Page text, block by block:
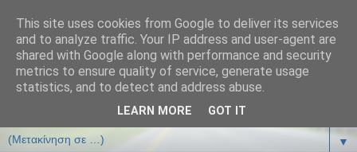
ΒΙΟΛΟΓΙΑonline.gr
Online Μαθήματα Βιολογίας
▼
This site uses cookies from Google to deliver its services
and to analyze traffic. Your IP address and user-agent are
shared with Google along with performance and security
metrics to ensure quality of service, generate usage
statistics, and to detect and address abuse.
LEARN MORE GOT IT